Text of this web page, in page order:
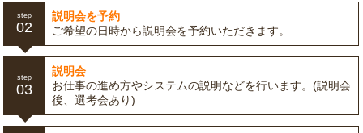
step
02
説明会を予約
ご希望の日時から説明会を予約いただきます。
step
03
説明会
お仕事の進め方やシステムの説明などを行います。(説明会
後、選考会あり)